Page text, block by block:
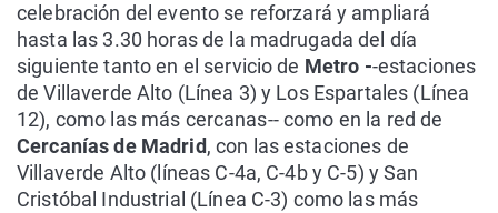
celebración del evento se reforzará y ampliará
hasta las 3.30 horas de la madrugada del día
siguiente tanto en el servicio de Metro --estaciones
de Villaverde Alto (Línea 3) y Los Espartales (Línea
12), como las más cercanas-- como en la red de
Cercanías de Madrid, con las estaciones de
Villaverde Alto (líneas C-4a, C-4b y C-5) y San
Cristóbal Industrial (Línea C-3) como las más